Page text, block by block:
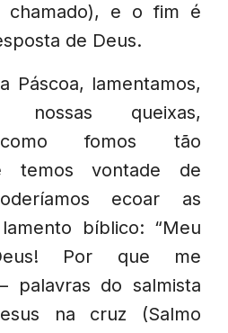
chamado), e o fim é
de Deus.
Páscoa, lamentamos,
nossas queixas,
como fomos tão
temos vontade de
ecoar as
bíblico: “Meu
Por que me
palavras do salmista
na cruz (Salmo